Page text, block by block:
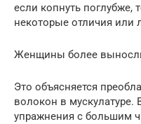
если копнуть поглубже,
некоторые отличия или
Женщины более
Это объясняется
волокон в
упражнения с большим